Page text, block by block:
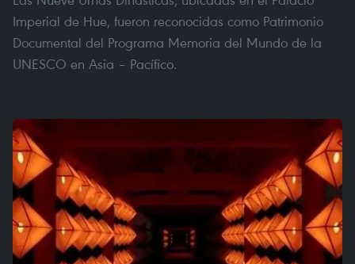
Imperial de Hue, fueron reconocidas como Patrimonio
Documental del Programa Memoria del Mundo de la
UNESCO en Asia – Pacífico.